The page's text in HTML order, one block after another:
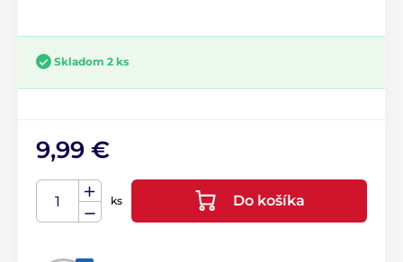
Skladom 2 ks
9,99 €
ks Do košíka